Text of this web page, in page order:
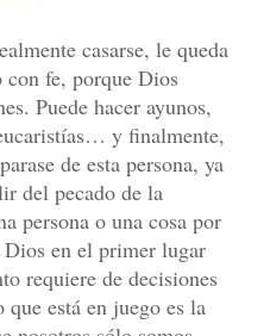
casarse, le queda
fe, porque Dios
Puede hacer ayunos,
y finalmente,
de esta persona, ya
del pecado de la
persona o una cosa por
en el primer lugar
requiere de decisiones
está en juego es la